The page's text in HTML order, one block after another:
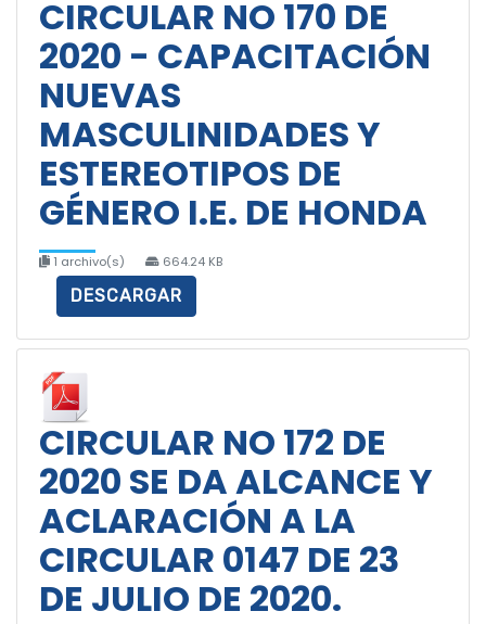
CIRCULAR NO 170 DE
2020 - CAPACITACIÓN
NUEVAS
MASCULINIDADES Y
ESTEREOTIPOS DE
GÉNERO I.E. DE HONDA
1 archivo(s) 664.24 KB
DESCARGAR
CIRCULAR NO 172 DE
2020 SE DA ALCANCE Y
ACLARACIÓN A LA
CIRCULAR 0147 DE 23
DE JULIO DE 2020.